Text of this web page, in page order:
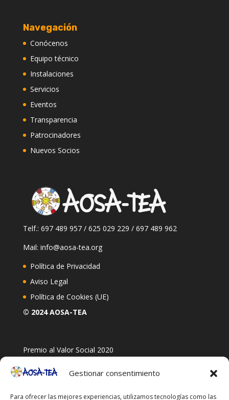
Gestionar consentimiento
Para ofrecer las mejores experiencias, utilizamos tecnologías como las
Navegación
Conócenos
Equipo técnico
Instalaciones
Servicios
Eventos
Transparencia
Patrocinadores
Nuevos Socios
Telf.: 697 489 957 / 625 029 229 / 697 489 962
Mail: info@aosa-tea.org
Política de Privacidad
Aviso Legal
Política de Cookies (UE)
© 2024 AOSA-TEA
Premio al Valor Social 2020